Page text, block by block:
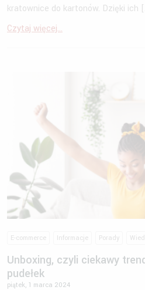
kratownice do kartonów. Dzięki ich
Czytaj więcej...
E-commerce Informacje Porady
Unboxing, czyli ciekawy
pudełek
piątek, 1 marca 2024